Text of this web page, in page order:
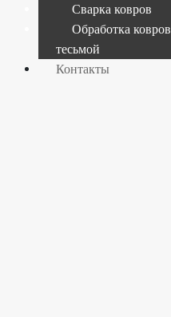
Коллекция
Размер (м)
Состав
Сварка ковров
Обработка ковров
тесьмой
Контакты